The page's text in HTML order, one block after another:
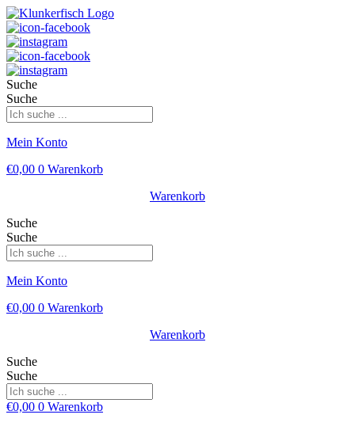
Suche
Suche
Mein Konto
€0,00 0 Warenkorb
Warenkorb
Suche
Suche
Mein Konto
€0,00 0 Warenkorb
Warenkorb
Suche
Suche
€0,00 0 Warenkorb